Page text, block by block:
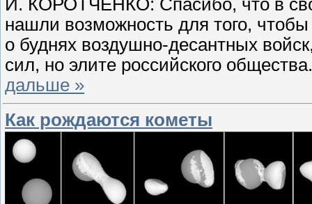
И. КОРОТЧЕНКО: Спасибо, что в
нашли возможность для того,
о буднях воздушно-десантных
сил, но элите российского
дальше »
Как рождаются кометы